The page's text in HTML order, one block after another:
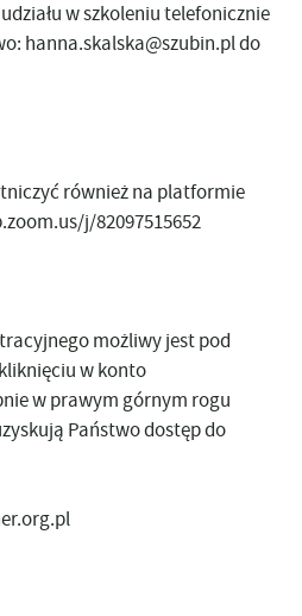
w szkoleniu telefonicznie
hanna.skalska@szubin.pldo
również na platformie
j/82097515652
możliwy jest pod
w konto
w prawym górnym rogu
Państwo dostęp do